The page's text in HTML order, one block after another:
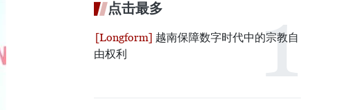
点击最多
越南保障数字时代中的宗教自
由权利